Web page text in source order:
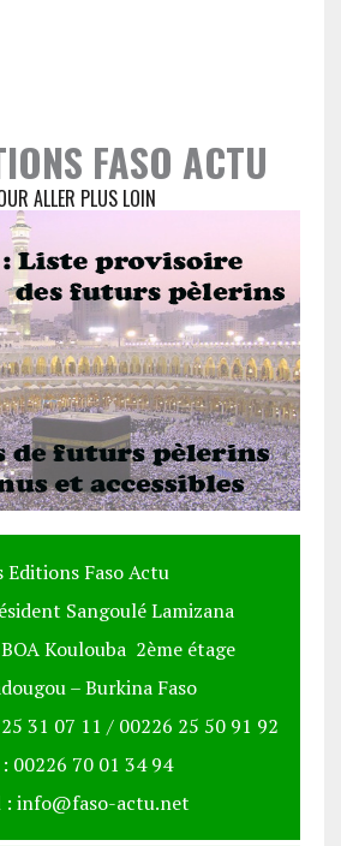
FASO ACTU
ALLER PLUS LOIN
Editions Faso Actu
Sangoulé Lamizana
Koulouba 2ème étage
– Burkina Faso
31 07 11 / 00226 25 50 91 92
00226 70 01 34 94
: info@faso-actu.net